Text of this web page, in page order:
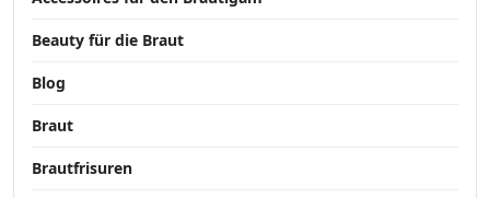
Beauty für die Braut
Blog
Braut
Brautfrisuren